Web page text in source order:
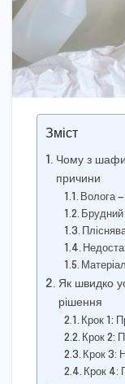
Зміст
Чому з шафи
причини
Волога
Брудний
Як швидко
рішення
Крок 1:
Крок 2:
Крок 3:
Крок 4: